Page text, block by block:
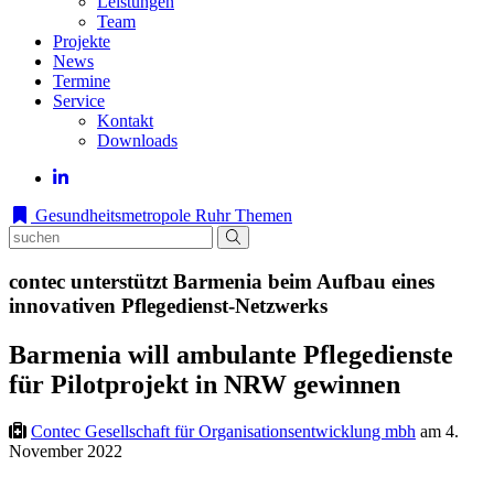
Team
Projekte
News
Termine
Service
Kontakt
Downloads
Gesundheitsmetropole Ruhr Themen
contec unterstützt Barmenia beim Aufbau eines
innovativen Pflegedienst-Netzwerks
Barmenia will ambulante Pflegedienste
für Pilotprojekt in NRW gewinnen
Contec Gesellschaft für Organisationsentwicklung mbh am 4.
November 2022